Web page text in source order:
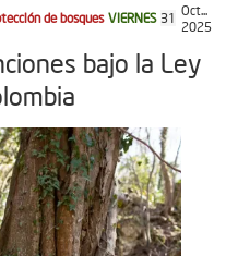
de bosques VIERNES 31 Oct...
2025
bajo la Ley